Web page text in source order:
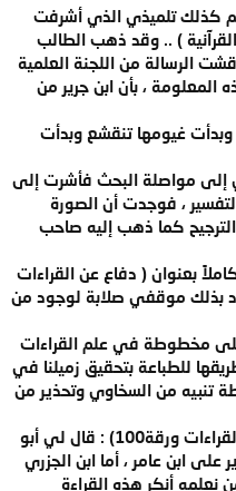
كذلك تلميذي الذي أشرفت
) .. وقد ذهب الطالب
الرسالة من اللجنة العلمية
، بأن ابن جرير من
وبدأت غيومها تنقشع وبدأت
مواصلة البحث فأشرت إلى
، فوجدت أن الصورة
كما ذهب إليه صاحب
كاملاً بعنوان ( دفاع عن القراءات
بذلك موقفي صلابة لوجود من
على مخطوطة في علم القراءات
للطباعة بتحقيق زميلنا في
تنبيه من السخاوي وتحذير من
يقول السخاوي (من مخطوطته في القراءات ورقة100) : قال لي أبو
ابن عامر ، أما ابن الجزري
أنكر هذه القراءة